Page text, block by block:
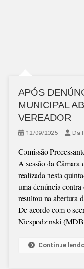
APÓS
MUNICIPAL
VEREADOR
12/09/2025 Da
Comissão
A sessão da Câmara
realizada nesta
uma denúncia
resultou na abertura
De acordo com o
Niespodzinski
Continue lendo